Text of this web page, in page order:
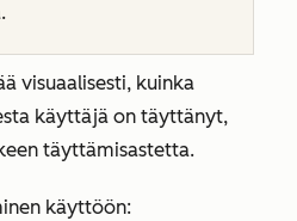
visuaalisesti, kuinka
käyttäjä on täyttänyt,
täyttämisastetta.
käyttöön: